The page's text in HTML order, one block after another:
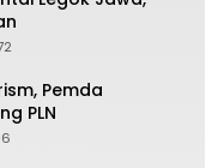
Pemda
PLN